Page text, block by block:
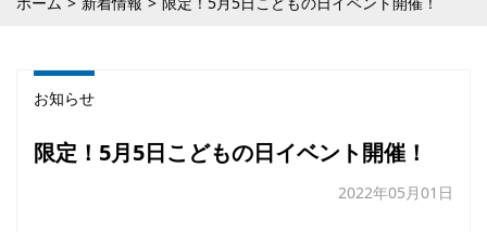
限定！5月5日こどもの日イベント開催！
2022年05月01日
お知らせ